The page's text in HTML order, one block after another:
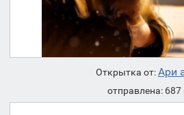
Открытка от:Ари
отправлена: 687